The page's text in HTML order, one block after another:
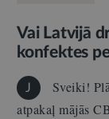
Vai Latvijā
konfektes
J
Sveiki!
atpakaļ mājās